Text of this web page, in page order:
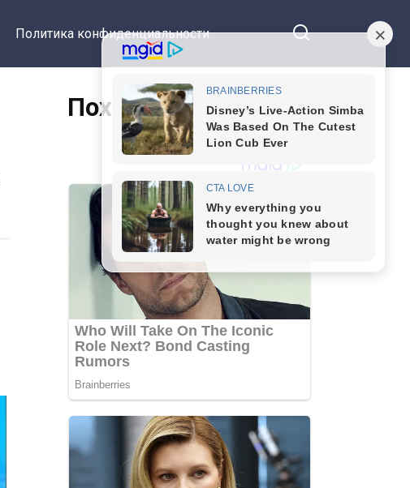
Политика конфиденциальности
Похожие статьи